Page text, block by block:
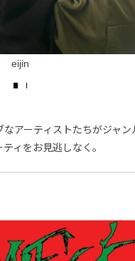
eijin
アーティストたちがジャン
ィをお見逃しなく。